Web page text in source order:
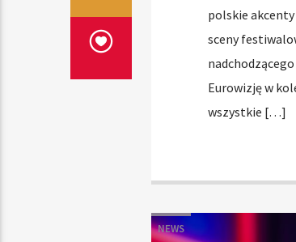
polskie
sceny
Eurowizję w
wszystkie […]
NEWS